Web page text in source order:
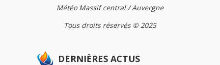
Météo Massif central / Auvergne
Tous droits réservés © 2025
DERNIÈRES ACTUS